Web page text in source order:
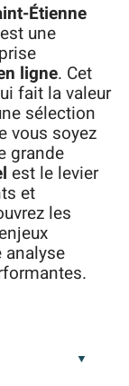
Étienne
une
ligne. Cet
fait la valeur
sélection
vous soyez
grande
est le levier
et
les
analyse